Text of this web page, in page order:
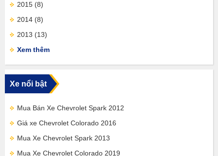
2015 (8)
2014 (8)
2013 (13)
Xem thêm
Xe nổi bật
Mua Bán Xe Chevrolet Spark 2012
Giá xe Chevrolet Colorado 2016
Mua Xe Chevrolet Spark 2013
Mua Xe Chevrolet Colorado 2019